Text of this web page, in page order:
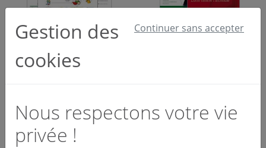
Prix HT
Gestion des
cookies
Continuer sans accepter
Nous respectons votre vie
privée !